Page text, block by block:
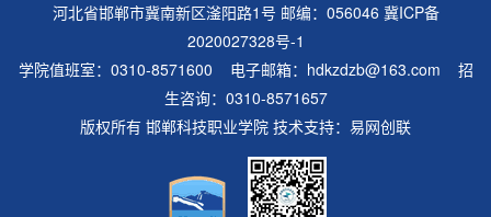
河北省邯郸市冀南新区滏阳路1号 邮编：056046 冀ICP备
2020027328号-1
学院值班室：0310-8571600 电子邮箱：hdkzdzb@163.com 招
生咨询：0310-8571657
版权所有 邯郸科技职业学院 技术支持： 易网创联